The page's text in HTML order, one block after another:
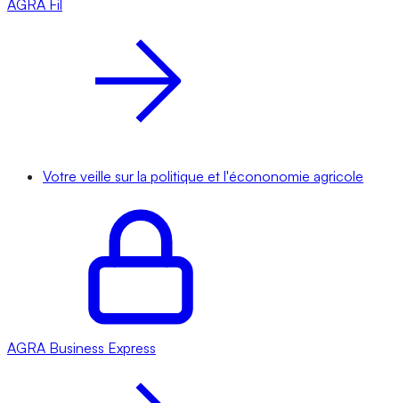
AGRA Fil
Votre veille sur la politique et l'écononomie agricole
AGRA Business Express